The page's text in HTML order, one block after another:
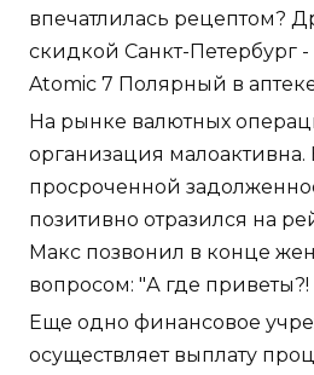
впечатлилась рецептом?
скидкой Санкт-Петербург -
Atomic 7 Полярный в
На рынке валютных
организация
просроченной
позитивно отразился на
Макс позвонил в конце
вопросом: "А где приветы?!
Еще одно финансовое
осуществляет выплату